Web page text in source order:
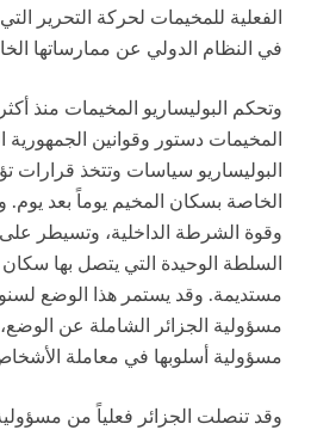
الفعلية للمخيمات لحركة التحرير
في النظام الدولي عن ممارساتها
وتحكم البوليساريو المخيمات منذ
المخيمات دستور وقوانين الجمهورية
البوليساريو سياسات وتتخذ قرارات
الخاصة بسكان المخيم يوماً بعد يوم.
وقوة الشرطة الداخلية، وتسيطر
السلطة الوحيدة التي يتصل بها
مستديمة. وقد يستمر هذا الوضع
مسؤولية الجزائر الشاملة عن
مسؤولية أسلوبها في معاملة
وقد تنصلت الجزائر فعلياً من